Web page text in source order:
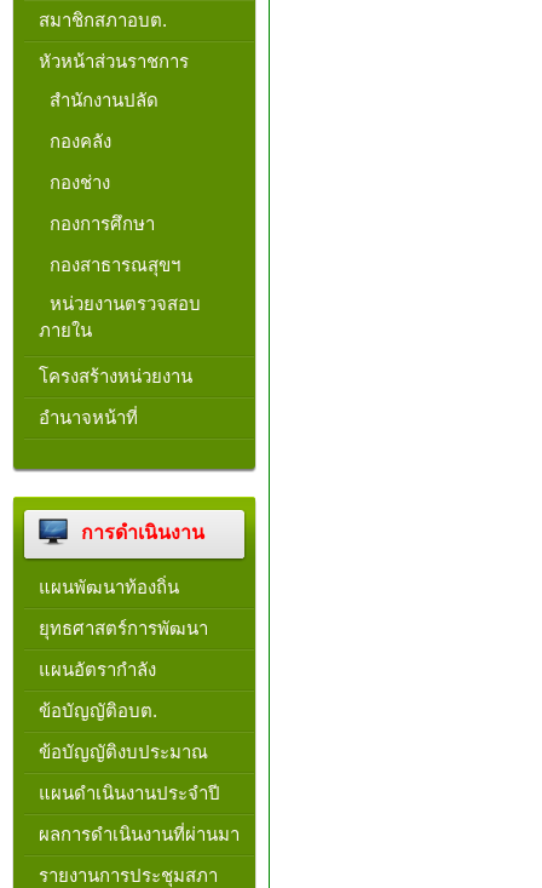
สมาชิกสภาอบต.
หัวหน้าส่วนราชการ
สำนักงานปลัด
กองคลัง
กองช่าง
กองการศึกษา
กองสาธารณสุขฯ
หน่วยงานตรวจสอบ
ภายใน
โครงสร้างหน่วยงาน​
อำนาจหน้าที่
การดำเนินงาน
แผนพัฒนาท้องถิ่น
ยุทธศาสตร์การพัฒนา
แผนอัตรากำลัง
ข้อบัญญัติอบต.
ข้อบัญญัติงบประมาณ
แผนดำเนินงานประจำปี
ผลการดำเนินงานที่ผ่านมา
รายงานการประชุมสภา